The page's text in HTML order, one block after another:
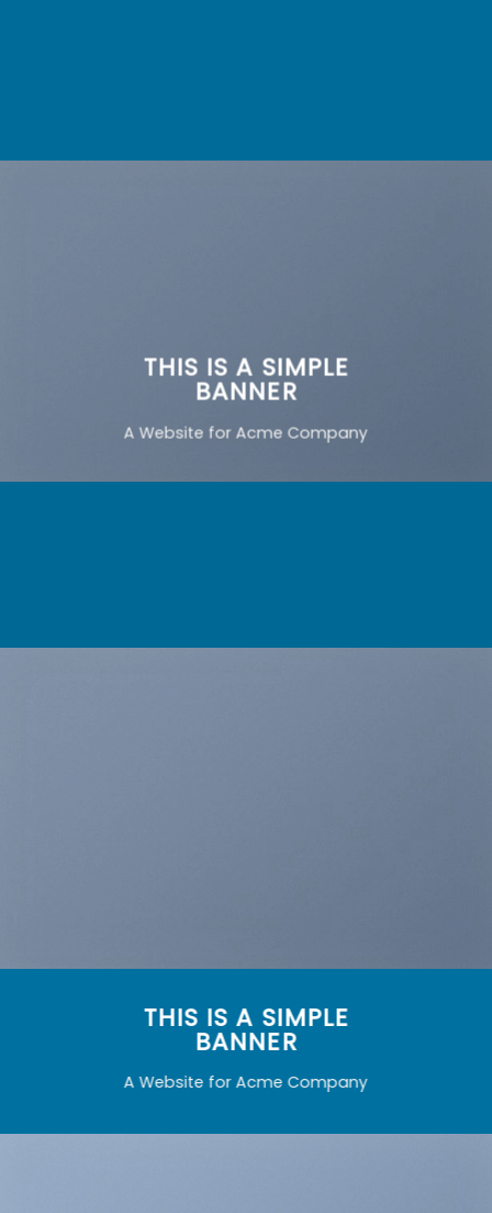
THIS IS A SIMPLE
BANNER
A Website for Acme Company
THIS IS A SIMPLE
BANNER
A Website for Acme Company